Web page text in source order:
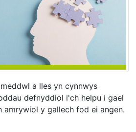
a lles yn cynnwys
defnyddiol i'ch helpu i gael
amrywiol y gallech fod ei angen.